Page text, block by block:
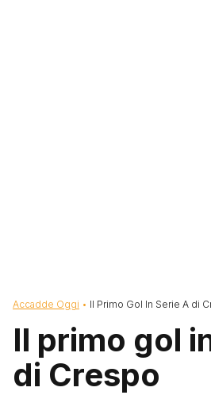
Briciole di pane
Accadde Oggi Il Primo Gol In Serie A di
Il primo gol
di Crespo